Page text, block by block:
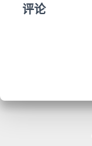
评论